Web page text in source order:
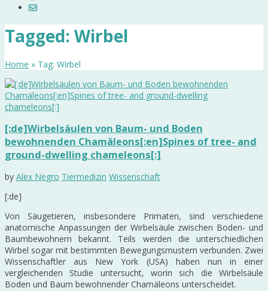
Tagged: Wirbel
Home » Tag: Wirbel
[:de]Wirbelsäulen von Baum- und Boden
bewohnenden Chamäleons[:en]Spines of tree- and
ground-dwelling chameleons[:]
by Alex Negro Tiermedizin Wissenschaft
[:de]
Von Säugetieren, insbesondere Primaten, sind verschiedene
anatomische Anpassungen der Wirbelsäule zwischen Boden- und
Baumbewohnern bekannt. Teils werden die unterschiedlichen
Wirbel sogar mit bestimmten Bewegungsmustern verbunden. Zwei
Wissenschaftler aus New York (USA) haben nun in einer
vergleichenden Studie untersucht, worin sich die Wirbelsäule
Boden und Baum bewohnender Chamäleons unterscheidet.